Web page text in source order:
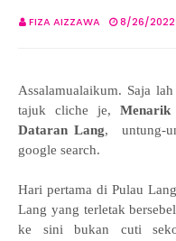
FIZA AIZZAWA 8/26/2022
Assalamualaikum. Saja
tajuk cliche je,
Dataran Lang, untung-
google search.
Hari pertama di Pulau
Lang yang terletak
ke sini bukan cuti